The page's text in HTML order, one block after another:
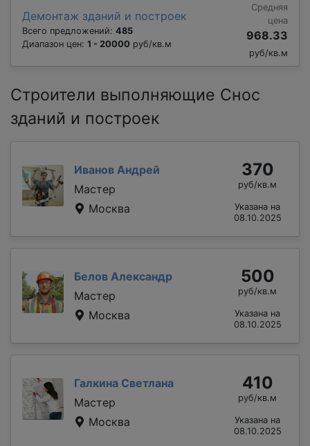
Демонтаж зданий и построек
Всего предложений: 485
Диапазон цен: 1 - 20000 руб/кв.м
Средняя
цена
968.33
руб/кв.м
Строители выполняющие Снос
зданий и построек
Иванов Андрей
Мастер
Москва
370
руб/кв.м
Указана на
08.10.2025
Белов Александр
Мастер
Москва
500
руб/кв.м
Указана на
08.10.2025
Галкина Светлана
Мастер
Москва
410
руб/кв.м
Указана на
08.10.2025